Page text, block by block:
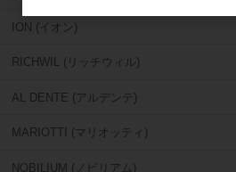
ION (イオン)
RICHWIL (リッチウィル)
AL DENTE (アルデンテ)
MARIOTTI (マリオッティ)
NOBILIUM (ノビリアム)